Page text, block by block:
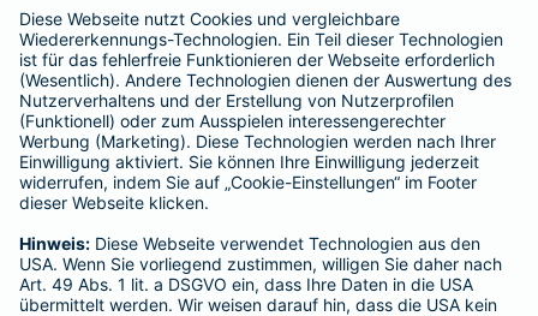
BELIEBTE SEITEN
Kranken-Zusatzversicherung
Tierversicherungen
Haftpflichtversicherung
Hausratversicherung
Adresse ändern
Schaden melden